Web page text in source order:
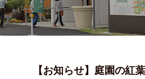
【お知らせ】庭園の紅